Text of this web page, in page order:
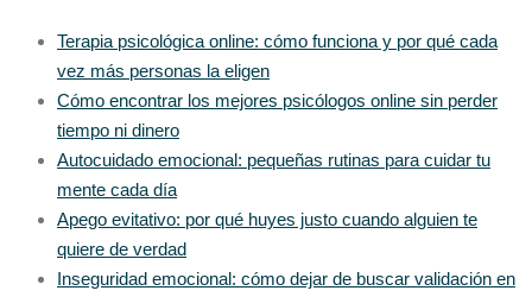
Terapia psicológica online: cómo funciona y por qué cada
vez más personas la eligen
Cómo encontrar los mejores psicólogos online sin perder
tiempo ni dinero
Autocuidado emocional: pequeñas rutinas para cuidar tu
mente cada día
Apego evitativo: por qué huyes justo cuando alguien te
quiere de verdad
Inseguridad emocional: cómo dejar de buscar validación en